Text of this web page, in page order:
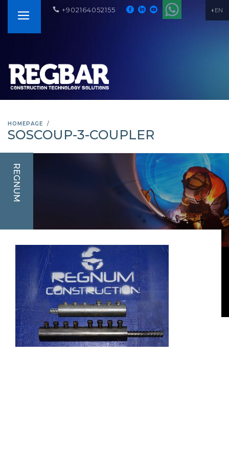
EN
+902164052155
HOMEPAGE
SOSCOUP-3-COUPLER
REGNUM